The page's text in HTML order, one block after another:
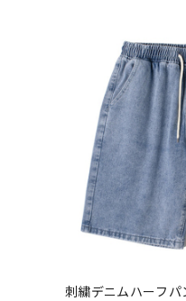
刺繍デニムハーフ